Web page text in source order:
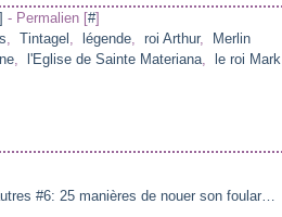
] - Permalien [#]
, Tintagel , légende, roi Arthur,
Merlin
, l'Eglise de Sainte Materiana,
le roi Mark
Vu chez les autres #6: 25 manières de nouer son foulard cet automne!